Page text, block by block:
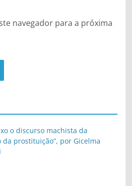
navegador para a próxima
o discurso machista da
da prostituição”, por Gicelma